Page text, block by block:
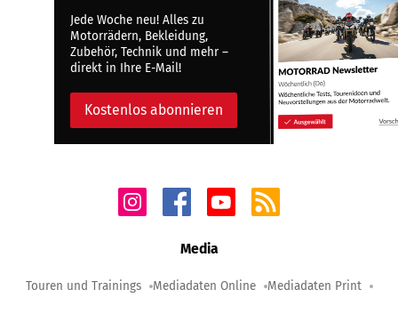
Jede Woche neu! Alles zu
Motorrädern, Bekleidung,
Zubehör, Technik und mehr –
direkt in Ihre E-Mail!
Kostenlos abonnieren
Media
Touren und Trainings Mediadaten Online Mediadaten Print